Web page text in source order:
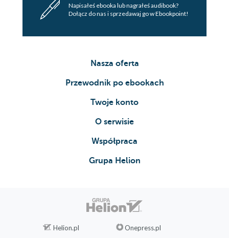
Napisałeś ebooka lub nagrałeś audibook?
Dołącz do nas i sprzedawaj go w Ebookpoint!
Nasza oferta
Przewodnik po ebookach
Twoje konto
O serwisie
Współpraca
Grupa Helion
Helion.pl Onepress.pl